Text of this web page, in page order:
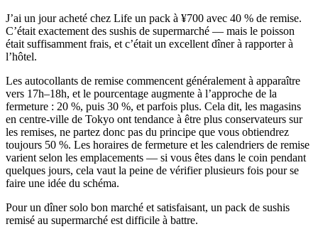
J’ai un jour acheté chez Life un pack à ¥700 avec 40 % de remise.
C’était exactement des sushis de supermarché — mais le poisson
était suffisamment frais, et c’était un excellent dîner à rapporter à
l’hôtel.
Les autocollants de remise commencent généralement à apparaître
vers 17h–18h, et le pourcentage augmente à l’approche de la
fermeture : 20 %, puis 30 %, et parfois plus. Cela dit, les magasins
en centre-ville de Tokyo ont tendance à être plus conservateurs sur
les remises, ne partez donc pas du principe que vous obtiendrez
toujours 50 %. Les horaires de fermeture et les calendriers de remise
varient selon les emplacements — si vous êtes dans le coin pendant
quelques jours, cela vaut la peine de vérifier plusieurs fois pour se
faire une idée du schéma.
Pour un dîner solo bon marché et satisfaisant, un pack de sushis
remisé au supermarché est difficile à battre.